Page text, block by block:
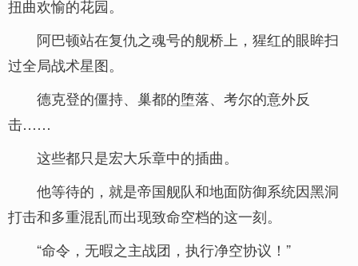
扭曲欢愉的花园。
阿巴顿站在复仇之魂号的舰桥上，猩红的眼眸扫
过全局战术星图。
德克登的僵持、巢都的堕落、考尔的意外反
击……
这些都只是宏大乐章中的插曲。
他等待的，就是帝国舰队和地面防御系统因黑洞
打击和多重混乱而出现致命空档的这一刻。
“命令，无暇之主战团，执行净空协议！”